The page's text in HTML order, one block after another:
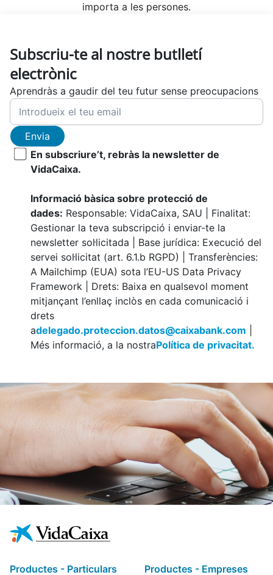
importa a les persones.
Subscriu-te al nostre butlletí
electrònic
Aprendràs a gaudir del teu futur sense preocupacions
Envia
En subscriure’t, rebràs la newsletter de
VidaCaixa.
Informació bàsica sobre protecció de
dades: Responsable: VidaCaixa, SAU | Finalitat:
Gestionar la teva subscripció i enviar-te la
newsletter sol·licitada | Base jurídica: Execució del
servei sol·licitat (art. 6.1.b RGPD) | Transferències:
A Mailchimp (EUA) sota l’EU-US Data Privacy
Framework | Drets: Baixa en qualsevol moment
mitjançant l’enllaç inclòs en cada comunicació i
drets
adelegado.proteccion.datos@caixabank.com
Més informació, a la nostraPolítica de privacitat.
Productes - Particulars Productes - Empreses